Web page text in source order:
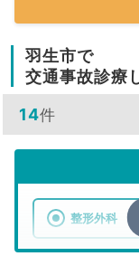
羽生市で
交通事故診療
14件
整形外科